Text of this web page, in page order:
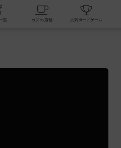
掲示板一覧 カフェ/店舗